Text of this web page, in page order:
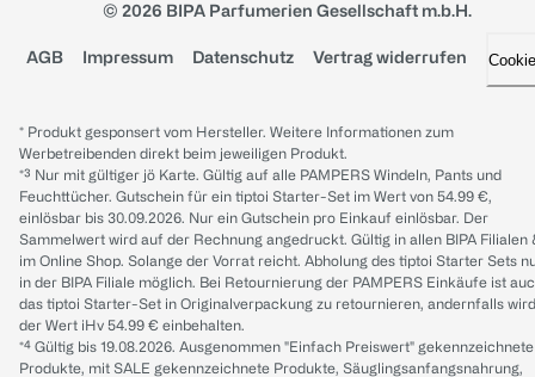
© 2026 BIPA Parfumerien Gesellschaft m.b.H.
AGB Impressum Datenschutz Vertrag widerrufen
* Produkt gesponsert vom Hersteller. Weitere Informationen zum
Werbetreibenden direkt beim jeweiligen Produkt.
*³ Nur mit gültiger jö Karte. Gültig auf alle PAMPERS Windeln, Pants und
Feuchttücher. Gutschein für ein tiptoi Starter-Set im Wert von 54.99 €,
einlösbar bis 30.09.2026. Nur ein Gutschein pro Einkauf einlösbar. Der
Sammelwert wird auf der Rechnung angedruckt. Gültig in allen BIPA Filialen
im Online Shop. Solange der Vorrat reicht. Abholung des tiptoi Starter Sets
in der BIPA Filiale möglich. Bei Retournierung der PAMPERS Einkäufe ist
das tiptoi Starter-Set in Originalverpackung zu retournieren, andernfalls wird
der Wert iHv 54.99 € einbehalten.
*⁴ Gültig bis 19.08.2026. Ausgenommen "Einfach Preiswert" gekennzeichnete
Produkte, mit SALE gekennzeichnete Produkte, Säuglingsanfangsnahrung,